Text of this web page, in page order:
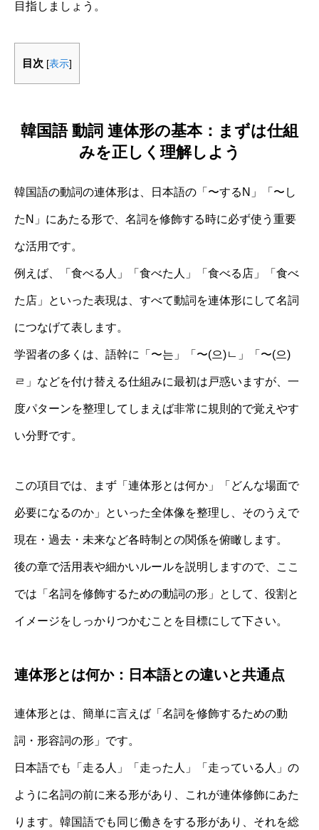
目指しましょう。
目次 [表示]
韓国語 動詞 連体形の基本：まずは仕組
みを正しく理解しよう
韓国語の動詞の連体形は、日本語の「〜するN」「〜し
たN」にあたる形で、名詞を修飾する時に必ず使う重要
な活用です。
例えば、「食べる人」「食べた人」「食べる店」「食べ
た店」といった表現は、すべて動詞を連体形にして名詞
につなげて表します。
学習者の多くは、語幹に「〜는」「〜(으)ㄴ」「〜(으)
ㄹ」などを付け替える仕組みに最初は戸惑いますが、一
度パターンを整理してしまえば非常に規則的で覚えやす
い分野です。
この項目では、まず「連体形とは何か」「どんな場面で
必要になるのか」といった全体像を整理し、そのうえで
現在・過去・未来など各時制との関係を俯瞰します。
後の章で活用表や細かいルールを説明しますので、ここ
では「名詞を修飾するための動詞の形」として、役割と
イメージをしっかりつかむことを目標にして下さい。
連体形とは何か：日本語との違いと共通点
連体形とは、簡単に言えば「名詞を修飾するための動
詞・形容詞の形」です。
日本語でも「走る人」「走った人」「走っている人」の
ように名詞の前に来る形があり、これが連体修飾にあた
ります。韓国語でも同じ働きをする形があり、それを総